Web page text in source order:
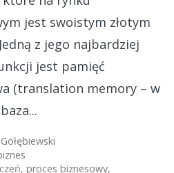
jest swoistym złotym
z jego najbardziej
jest pamięć
(translation memory – w
,proces biznesowy,